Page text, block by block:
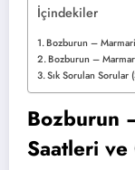
İçindekiler
Bozburun –
Bozburun –
Sık Sorulan Sorular
Bozburun
Saatleri